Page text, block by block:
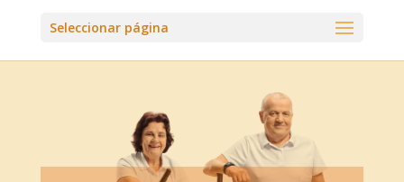
Seleccionar página